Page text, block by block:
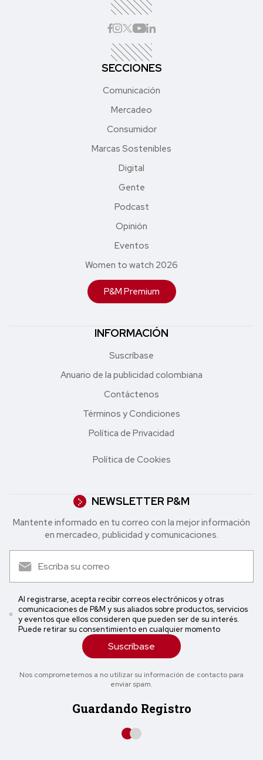
SECCIONES
Comunicación
Mercadeo
Consumidor
Marcas Sostenibles
Digital
Gente
Podcast
Opinión
Eventos
Women to watch 2026
P&M Premium
INFORMACIÓN
Suscríbase
Anuario de la publicidad colombiana
Contáctenos
Términos y Condiciones
Política de Privacidad
Política de Cookies
NEWSLETTER P&M
Mantente informado en tu correo con la mejor in formación
en mercadeo, publicidad y comunicaciones.
Al registrarse, acepta recibir correos electrónicos y otras
comunicaciones de P&M y sus aliados sobre productos, servicios
y eventos que ellos consideren que pueden ser de su interés.
Puede retirar su consentimiento en cualquier momento
Suscríbase
Nos comprometemos a no utilizar su información de contacto para
enviar spam.
Guardando Registro